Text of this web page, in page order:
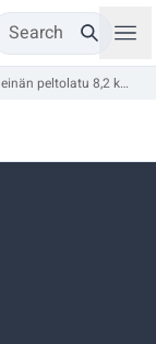
Search
Paloheinän peltolatu 8,2 km